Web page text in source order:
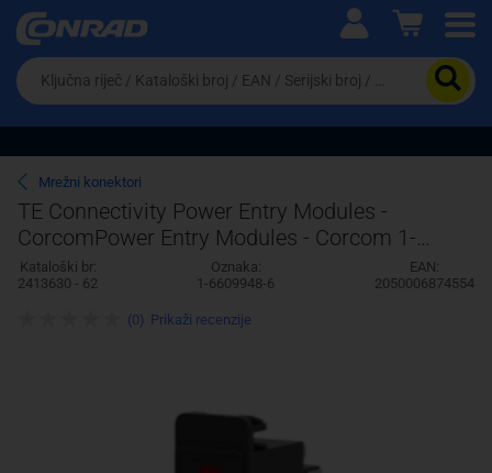
Ova postavka prilagođava asortiman proizvoda i
cijene vašim potrebama.
Pravno lice
Da
biste
potražili
proizvod,
unesite
ključnu
riječ,
kataloški
broj,
EAN
ili
Mrežni konektori
TE Connectivity Power Entry Modules -
CorcomPower Entry Modules - Corcom 1-
6609948-6 AMP
Kataloški br:
2413630 - 62
Oznaka:
1-6609948-6
EAN:
2050006874554
(0) Prikaži recenzije